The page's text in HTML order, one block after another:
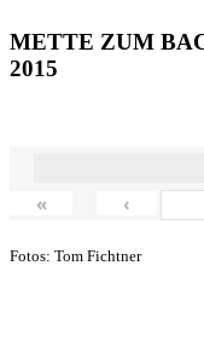
METTE ZUM
2015
« ‹
Fotos: Tom Fichtner